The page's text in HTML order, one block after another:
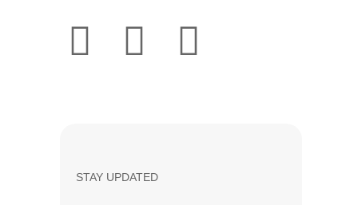
STAY UPDATED